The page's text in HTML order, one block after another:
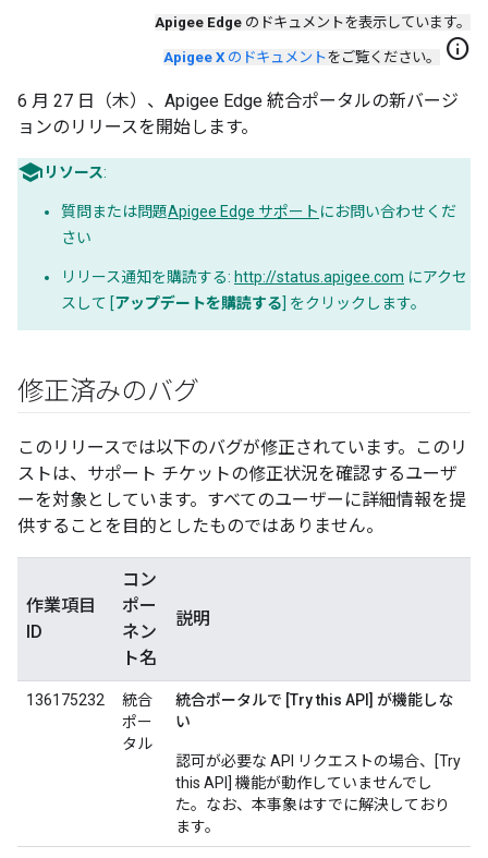
Apigee Edge のドキュメントを表示しています。
Apigee X のドキュメントをご覧ください。 info
6 月 27 日（木）、Apigee Edge 統合ポータルの新バージ
ョンのリリースを開始します。
リソース:
質問または問題Apigee Edge サポート にお問い合わせくだ
さい
リリース通知を購読する: http://status.apigee.com にアクセ
スして [アップデートを購読する] をクリックします。
修正済みのバグ
このリリースでは以下のバグが修正されています。このリ
ストは、サポート チケットの修正状況を確認するユーザ
ーを対象としています。すべてのユーザーに詳細情報を提
供することを目的としたものではありません。
作業項目
ID
コン
ポー
ネン
ト名
説明
136175232
統合
ポー
タル
統合ポータルで [Try this API] が機能しな
い
認可が必要な API リクエストの場合、[Try
this API] 機能が動作していませんでし
た。なお、本事象はすでに解決しており
ます。